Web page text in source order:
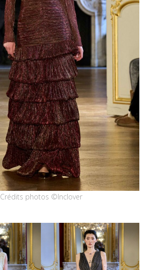
Crédits photos ©Inclover